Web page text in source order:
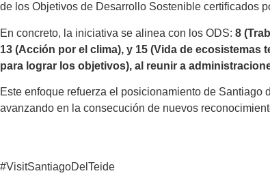
de los Objetivos de Desarrollo Sostenible certificados
En concreto, la iniciativa se alinea con los ODS: 8
13 (Acción por el clima), y 15 (Vida de ecosistemas
para lograr los objetivos), al reunir a
Este enfoque refuerza el posicionamiento de
avanzando en la consecución de nuevos
#VisitSantiagoDelTeide